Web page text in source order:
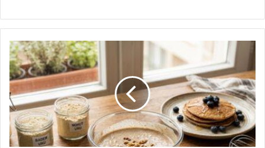
G
l
u
t
e
n
s
i
z